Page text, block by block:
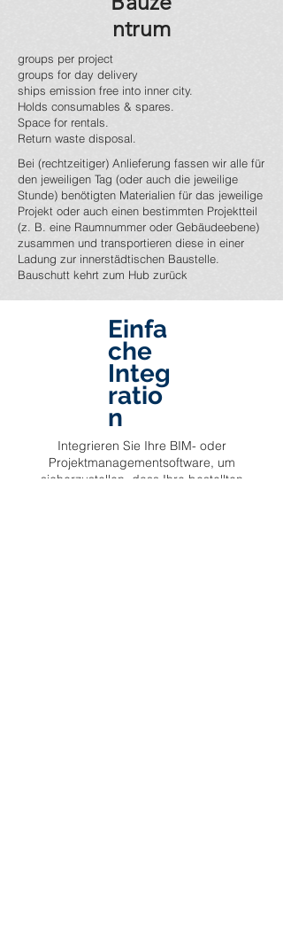
ntrum
groups per project
groups for day delivery
ships emission free into inner city.
Holds consumables & spares.
Space for rentals.
Return waste disposal​.​
Bei (rechtzeitiger) Anlieferung fassen wir alle für
den jeweiligen Tag (oder auch die jeweilige
Stunde) benötigten Materialien für das jeweilige
Projekt oder auch einen bestimmten Projektteil
(z. B. eine Raumnummer oder Gebäudeebene)
zusammen und transportieren diese in einer
Ladung zur innerstädtischen Baustelle.
Bauschutt kehrt zum Hub zurück
Einfa
che
Integ
ratio
n
Integrieren Sie Ihre BIM- oder
Projektmanagementsoftware, um
sicherzustellen, dass Ihre bestellten